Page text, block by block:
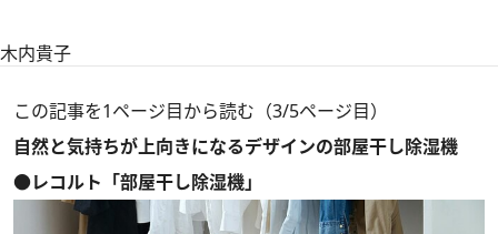
木内貴子
この記事を1ページ目から読む（3/5ページ目）
自然と気持ちが上向きになるデザインの部屋干し除湿機
●レコルト「部屋干し除湿機」